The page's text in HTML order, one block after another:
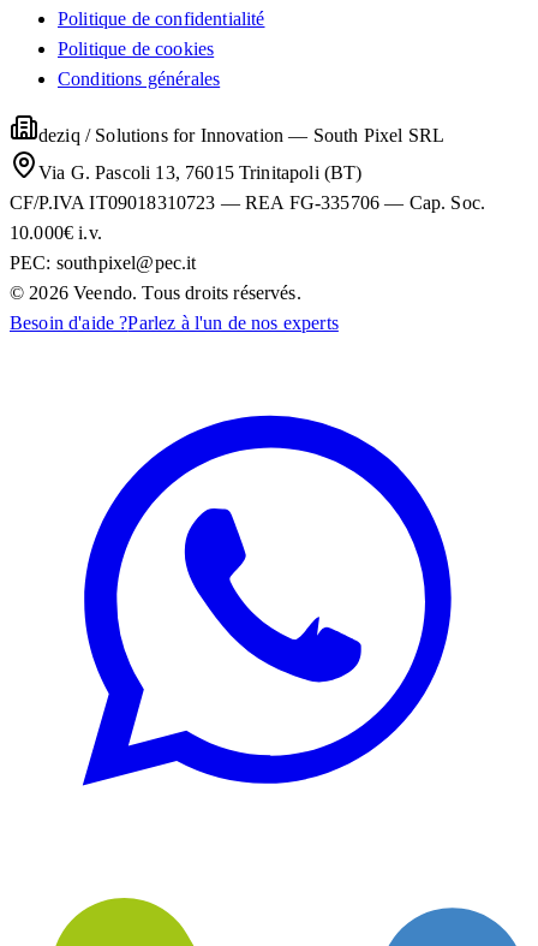
Politique de confidentialité
Politique de cookies
Conditions générales
deziq / Solutions for Innovation — South Pixel SRL
Via G. Pascoli 13, 76015 Trinitapoli (BT)
CF/P.IVA IT09018310723 — REA FG-335706 — Cap. Soc.
10.000€ i.v.
PEC: southpixel@pec.it
© 2026 Veendo. Tous droits réservés.
Besoin d'aide ?Parlez à l'un de nos experts